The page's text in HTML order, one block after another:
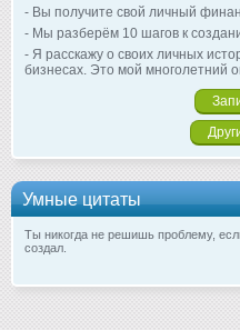
- Вы получите свой личный
- Мы разберём 10 шагов к
- Я расскажу о своих личных
бизнесах. Это мой многолетний
Умные цитаты
Ты никогда не решишь проблему,
создал.